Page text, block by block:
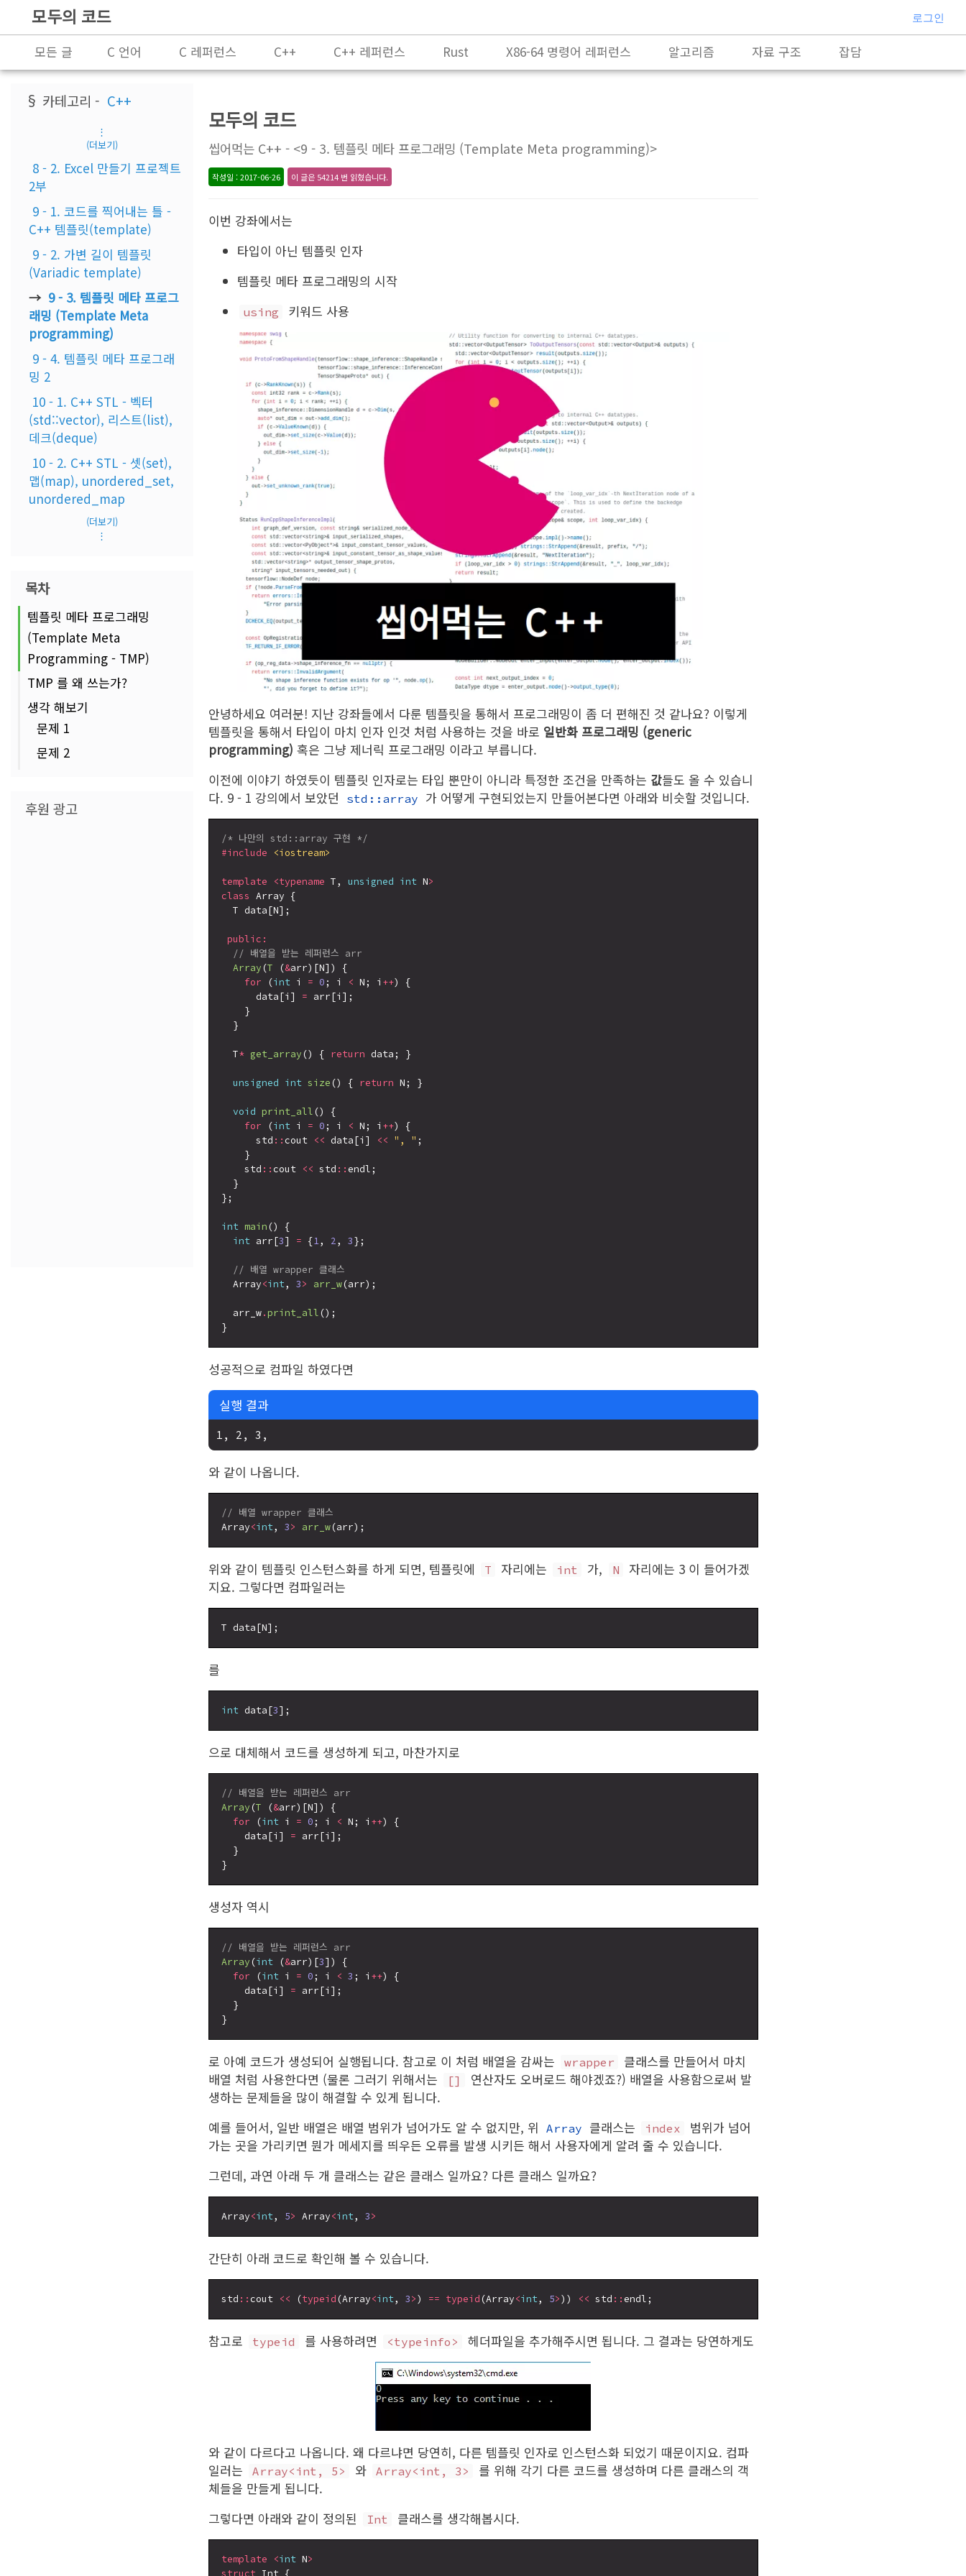
모두의 코드 로그인
모든 글 C 언어 C 레퍼런스 C++ C++ 레퍼런스 Rust X86-64 명령어 레퍼런스 알고리즘 자료 구조
잡담
§ 카테고리 - C++
⋮
(더보기)
8 - 2. Excel 만들기 프로젝트
2부
9 - 1. 코드를 찍어내는 틀 -
C++ 템플릿(template)
9 - 2. 가변 길이 템플릿
(Variadic template)
9 - 3. 템플릿 메타 프로그
래밍 (Template Meta
programming)
9 - 4. 템플릿 메타 프로그래
밍 2
10 - 1. C++ STL - 벡터
(std::vector), 리스트(list),
데크(deque)
10 - 2. C++ STL - 셋(set),
맵(map), unordered_set,
unordered_map
(더보기)
⋮
목차
템플릿 메타 프로그래밍
(Template Meta
Programming - TMP)
TMP 를 왜 쓰는가?
생각 해보기
문제 1
문제 2
후원 광고
모두의 코드
씹어먹는 C++ - <9 - 3. 템플릿 메타 프로그래밍 (Template Meta programming)>
작성일 : 2017-06-26 이 글은 54214 번 읽혔습니다.
이번 강좌에서는
타입이 아닌 템플릿 인자
템플릿 메타 프로그래밍의 시작
using 키워드 사용
안녕하세요 여러분! 지난 강좌들에서 다룬 템플릿을 통해서 프로그래밍이 좀 더 편해진 것 같나요? 이렇게
템플릿을 통해서 타입이 마치 인자 인것 처럼 사용하는 것을 바로 일반화 프로그래밍 (generic
programming) 혹은 그냥 제너릭 프로그래밍 이라고 부릅니다.
이전에 이야기 하였듯이 템플릿 인자로는 타입 뿐만이 아니라 특정한 조건을 만족하는 값들도 올 수 있습니
다. 9 - 1 강의에서 보았던
std::array 가 어떻게 구현되었는지 만들어본다면 아래와 비슷할 것입니다.
/* 나만의 std::array 구현 */
#include
<iostream>
template <typename T, unsigned int N>
class Array {
  T data[N];
public:
// 배열을 받는 레퍼런스 arr
Array (T (&arr)[N]) {
for (int i = 0 ; i < N; i ++) {
      data[i]
= arr[i];
    }
  }
  T
* get_array () { return data; }
unsigned int size () { return N; }
void print_all () {
for (int i = 0 ; i < N; i ++) {
      std
::cout << data[i] << ", " ;
    }
    std
::cout << std ::endl;
  }
};
int main () {
int arr[3] = {1, 2, 3};
// 배열 wrapper 클래스
  Array
<int, 3> arr_w(arr);
  arr_w
.print_all ();
성공적으로 컴파일 하였다면
실행 결과
와 같이 나옵니다.
// 배열 wrapper 클래스
Array<int, 3> arr_w
위와 같이 템플릿 인스턴스화를 하게 되면, 템플릿에 T 자리에는 int 가, N
자리에는 3 이 들어가겠
지요. 그렇다면 컴파일러는
를
int data[3
으로 대체해서 코드를 생성하게 되고, 마찬가지로
// 배열을 받는 레퍼런스 arr
Array (T (&arr)[N]) {
for (int i = 0 ; i < N; i ++) {
    data[i]
= arr[i];
  }
생성자 역시
// 배열을 받는 레퍼런스 arr
Array (int (&arr)[3]) {
for (int i = 0 ; i < 3 ; i ++) {
    data[i]
= arr[i];
  }
로 아예 코드가 생성되어 실행됩니다. 참고로 이 처럼 배열을 감싸는 wrapper
클래스를 만들어서 마치
배열 처럼 사용한다면 (물론 그러기 위해서는
[]
연산자도 오버로드 해야겠죠?) 배열을 사용함으로써 발
생하는 문제들을 많이 해결할 수 있게 됩니다.
예를 들어서, 일반 배열은 배열 범위가 넘어가도 알 수 없지만, 위 Array 클래스는 index
범위가 넘어
가는 곳을 가리키면 뭔가 메세지를 띄우든 오류를 발생 시키든 해서 사용자에게 알려 줄 수 있습니다.
그런데, 과연 아래 두 개 클래스는 같은 클래스 일까요? 다른 클래스 일까요?
Array<int, 5> Array<int, 3>
간단히 아래 코드로 확인해 볼 수 있습니다.
std ::cout << (typeid (Array<int, 3>) == typeid (Array<int, 5>)) << std ::
참고로 typeid 를 사용하려면 <typeinfo> 헤더파일을 추가해주시면 됩니다. 그 결과는 당연하게도
와 같이 다르다고 나옵니다. 왜 다르냐면 당연히, 다른 템플릿 인자로 인스턴스화 되었기 때문이지요. 컴파
일러는
Array<int, 5> 와 Array<int, 3>
를 위해 각기 다른 코드를 생성하며 다른 클래스의 객
체들을 만들게 됩니다.
그렇다면 아래와 같이 정의된
Int 클래스를 생각해봅시다.
template <int N>
struct Int {